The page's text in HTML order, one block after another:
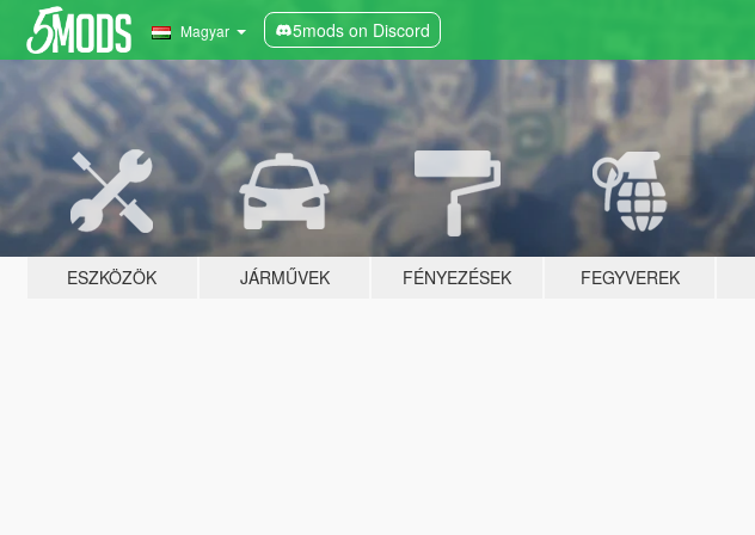
Magyar 5mods on Discord
ESZKÖZÖK JÁRMŰVEK FÉNYEZÉSEK FEGYVEREK